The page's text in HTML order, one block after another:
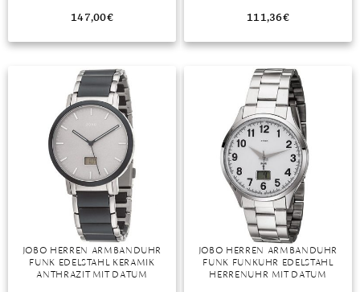
147,00€ 111,36€
JOBO HERREN ARMBANDUHR
FUNK EDELSTAHL KERAMIK
ANTHRAZIT MIT DATUM
JOBO HERREN ARMBANDUHR
FUNK FUNKUHR EDELSTAHL
HERRENUHR MIT DATUM